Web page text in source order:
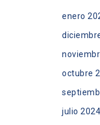
enero
octubre
julio 2024